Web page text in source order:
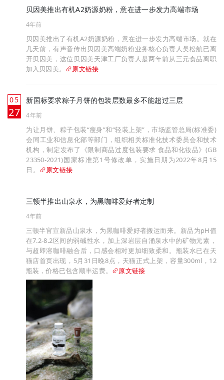
贝因美推出有机A2奶源奶粉，意在进一步发力高端市场
4年前
贝因美推出了有机A2奶源奶粉，意在进一步发力高端市场。就在
几天前，有声音传出贝因美高端奶粉业务核心负责人吴松航已离
开贝因美，这位贝因美天津工厂负责人是两年前从三元食品离职
加入贝因美。
原文链接
05
月
27
新国标要求粽子月饼的包装层数最多不能超过三层
4年前
为让月饼、粽子包装“瘦身”和“轻装上架”，市场监管总局(标准委)
会同工业和信息化部等部门，组织相关标准化技术委员会和技术
机构，制定发布了《限制商品过度包装要求 食品和化妆品》(GB
23350-2021)国家标准第1号修改单，实施日期为2022年8月15
日。
原文链接
三顿半推出山泉水，为黑咖啡爱好者定制
4年前
三顿半官宣新品山泉水，为黑咖啡爱好者搬运而来。新品为pH值
在7.2-8.2区间的弱碱性水，加上深岩层自涌泉水中的矿物元素，
与超即溶咖啡融合后，口感会相对更加细致柔和。瓶装水已在天
猫店首页出现，5月31日晚8点，天猫正式上架，容量300ml，12
瓶装，价格已包含顺丰运费。
原文链接